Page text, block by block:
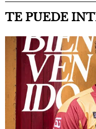
TE PUEDE